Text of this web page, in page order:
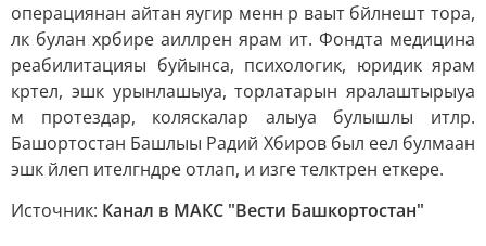
операциянан айтан яугир менн р ваыт бйлнешт тора,
лк булан хрбире аиллрен ярам ит. Фондта медицина
реабилитацияы буйынса, психологик, юридик ярам
кртел, эшк урынлашыуа, торлатарын яралаштырыуа
м протездар, коляскалар алыуа булышлы итлр.
Башортостан Башлыы Радий Хбиров был еел булмаан
эшк йлеп ителгндре отлап, и изге телктрен еткере.
Источник: Канал в МАКС "Вести Башкортостан"